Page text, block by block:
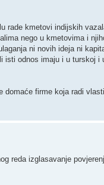
rade kmetovi indijskih
nego u kmetovima i
ni novih ideja ni
odnos imaju i u turskoj
domaće firme koja radi
reda izglasavanje